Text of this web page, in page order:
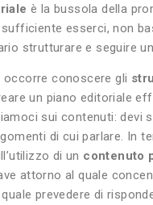
è la bussola della
esserci, non
strutturare e seguire
occorre conoscere gli
un piano editoriale
sui contenuti: devi
di cui parlare. In
di un contenuto
attorno al quale
prevedere di